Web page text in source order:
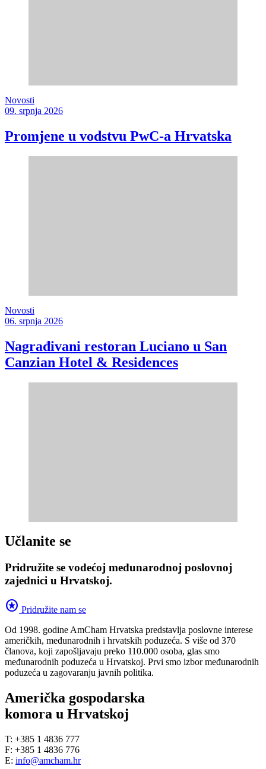
Novosti
09. srpnja 2026
Promjene u vodstvu PwC-a Hrvatska
Novosti
06. srpnja 2026
Nagrađivani restoran Luciano u San
Canzian Hotel & Residences
Učlanite se
Pridružite se vodećoj međunarodnoj poslovnoj
zajednici u Hrvatskoj.
stars Pridružite nam se
Od 1998. godine AmCham Hrvatska predstavlja poslovne interese
američkih, međunarodnih i hrvatskih poduzeća. S više od 370
članova, koji zapošljavaju preko 110.000 osoba, glas smo
međunarodnih poduzeća u Hrvatskoj. Prvi smo izbor međunarodnih
poduzeća u zagovaranju javnih politika.
Američka gospodarska
komora u Hrvatskoj
T: +385 1 4836 777
F: +385 1 4836 776
E: info@amcham.hr